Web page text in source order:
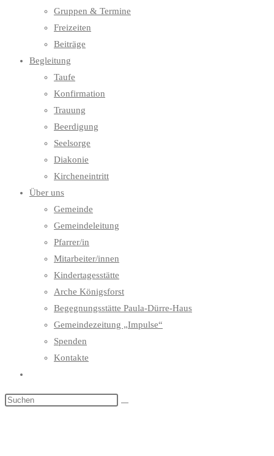
Gruppen & Termine
Freizeiten
Beiträge
Begleitung
Taufe
Konfirmation
Trauung
Beerdigung
Seelsorge
Diakonie
Kircheneintritt
Über uns
Gemeinde
Gemeindeleitung
Pfarrer/in
Mitarbeiter/innen
Kindertagesstätte
Arche Königsforst
Begegnungsstätte Paula-Dürre-Haus
Gemeindezeitung „Impulse“
Spenden
Kontakte
umschalten